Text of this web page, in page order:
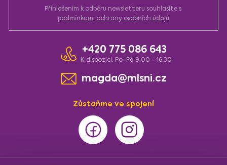
Přihlášením k odběru newsletteru souhlasíte s
podmínkami ochrany osobních údajů
Zůstaňme ve spojení
+420 775 086 643
K dispozici: Po-Pá 9:00 - 16:30
magda@mlsni.cz